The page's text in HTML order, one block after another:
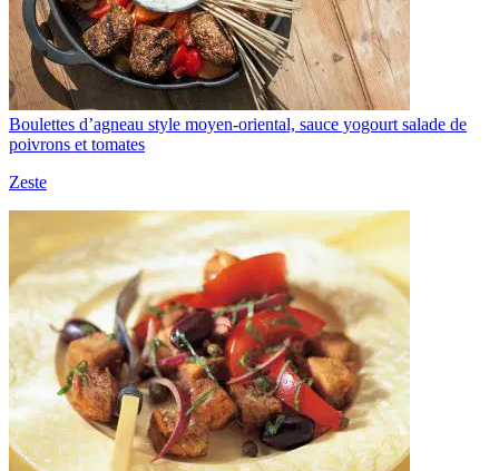
Boulettes d’agneau style moyen-oriental, sauce yogourt salade de
poivrons et tomates
Zeste